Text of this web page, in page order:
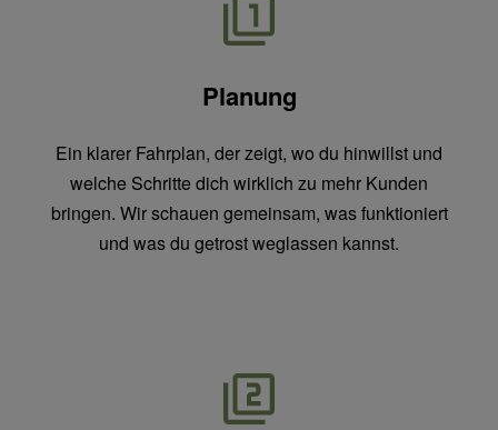
Planung
Ein klarer Fahrplan, der zeigt, wo du hinwillst und
welche Schritte dich wirklich zu mehr Kunden
bringen. Wir schauen gemeinsam, was funktioniert
und was du getrost weglassen kannst.